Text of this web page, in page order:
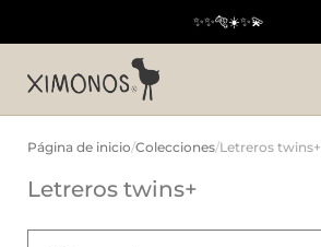
✨✨🐅☀️✨💫
Página de inicio/Colecciones/Letreros twins+
Letreros twins+